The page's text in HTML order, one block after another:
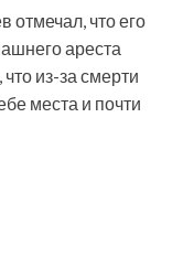
что его
ареста
из-за смерти
места и почти